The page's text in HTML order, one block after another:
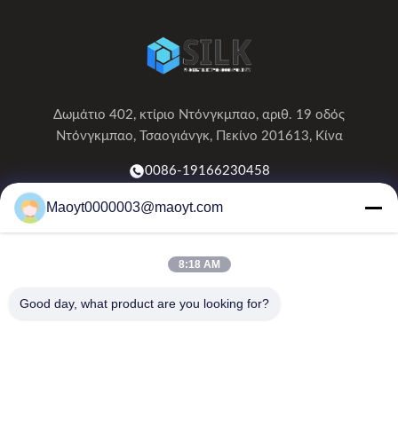
Δωμάτιο 402, κτίριο Ντόνγκμπαο, αριθ. 19 οδός
Ντόνγκμπαο, Τσαογιάνγκ, Πεκίνο 201613, Κίνα
0086-19166230458
kf@maoyt.com
ΠροϊόνταΕπικοινωνήστε Μαζί Μας
Maoyt0000003@maoyt.com
8:18 AM
Good day, what product are you looking for?